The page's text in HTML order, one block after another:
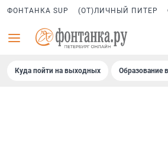
ФОНТАНКА SUP (ОТ)ЛИЧНЫЙ ПИТЕР
Куда пойти на выходных Образование